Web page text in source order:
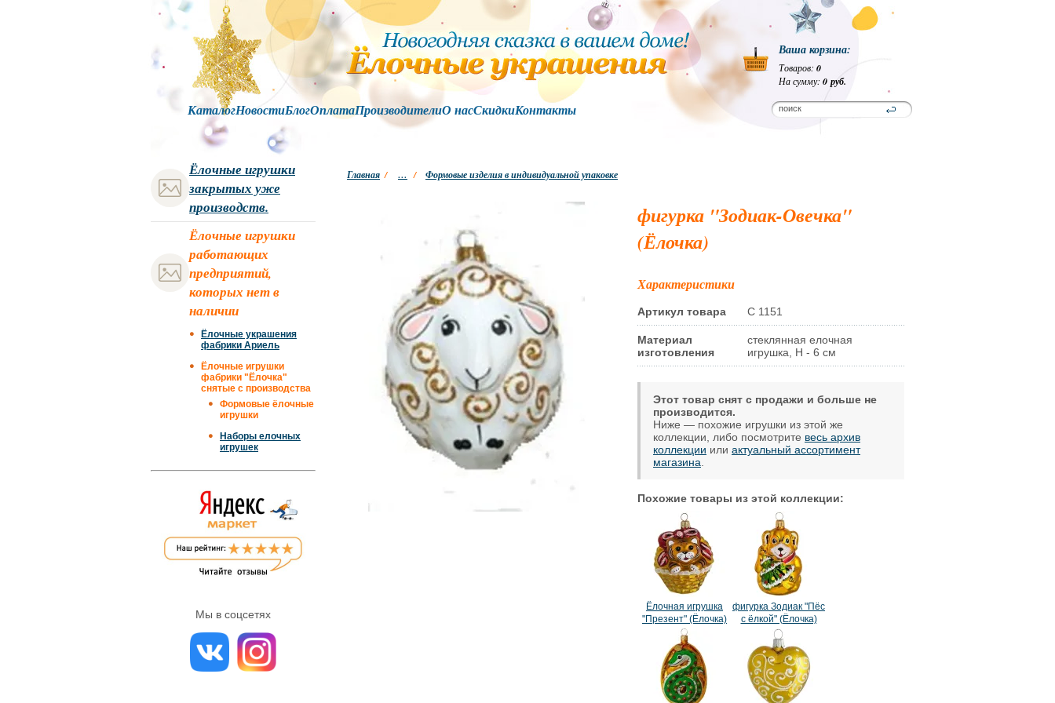
Ваша корзина:
Товаров: 0
На сумму: 0 руб.
КаталогНовостиБлогОплатаПроизводителиО насСкидкиКонтакты
Главная / … / Формовые изделия в индивидуальной упаковке
фигурка "Зодиак-Овечка"
(Ёлочка)
Характеристики
Артикул товара С 1151
Материал
изготовления
стеклянная елочная
игрушка, H - 6 см
Этот товар снят с продажи и больше не
производится.
Ниже — похожие игрушки из этой же
коллекции, либо посмотрите весь архив
коллекции или актуальный ассортимент
магазина
Похожие товары из этой коллекции:
Ёлочная игрушка
"Презент" (Ёлочка)
фигурка Зодиак "Пёс
с ёлкой" (Ёлочка)
Ёлочные игрушки
закрытых уже
производств.
Ёлочные игрушки
работающих
предприятий,
которых нет в
наличии
Ёлочные украшения
фабрики Ариель
Ёлочные игрушки
фабрики "Ёлочка"
снятые с производства
Формовые ёлочные
игрушки
Наборы елочных
игрушек
Мы в соцсетях